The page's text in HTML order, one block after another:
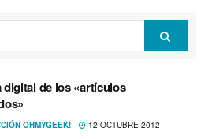
digital de los «artí­culos
OHMYGEEK! 12 OCTUBRE 2012